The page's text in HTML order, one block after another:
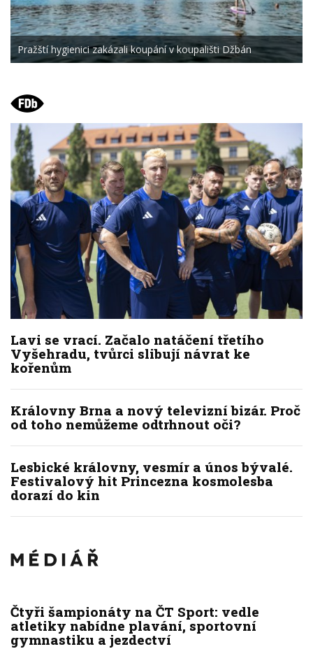
Pražští hygienici zakázali koupání v koupališti Džbán
Lavi se vrací. Začalo natáčení třetího
Vyšehradu, tvůrci slibují návrat ke
kořenům
Královny Brna a nový televizní bizár. Proč
od toho nemůžeme odtrhnout oči?
Lesbické královny, vesmír a únos bývalé.
Festivalový hit Princezna kosmolesba
dorazí do kin
Čtyři šampionáty na ČT Sport: vedle
atletiky nabídne plavání, sportovní
gymnastiku a jezdectví